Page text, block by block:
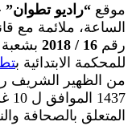
موقع “راديو تطوان”
الساعة، ملائمة مع
رقم 16 / 2018
بشعبة
للمحكمة الابتدائية ب
المتعلق بالصحافة